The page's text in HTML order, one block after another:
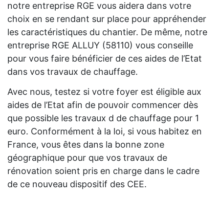
notre entreprise RGE vous aidera dans votre
choix en se rendant sur place pour appréhender
les caractéristiques du chantier. De même, notre
entreprise RGE ALLUY (58110) vous conseille
pour vous faire bénéficier de ces aides de l’Etat
dans vos travaux de chauffage.
Avec nous, testez si votre foyer est éligible aux
aides de l’Etat afin de pouvoir commencer dès
que possible les travaux d de chauffage pour 1
euro. Conformément à la loi, si vous habitez en
France, vous êtes dans la bonne zone
géographique pour que vos travaux de
rénovation soient pris en charge dans le cadre
de ce nouveau dispositif des CEE.